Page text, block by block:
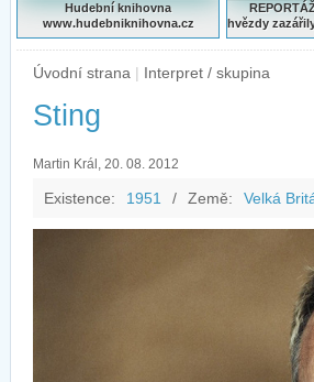
Hudební knihovna
www.hudebniknihovna.cz
hvězdy
Úvodní strana | Interpret / skupina
Sting
Martin Král, 20. 08. 2012
Existence: 1951 / Země: Velká